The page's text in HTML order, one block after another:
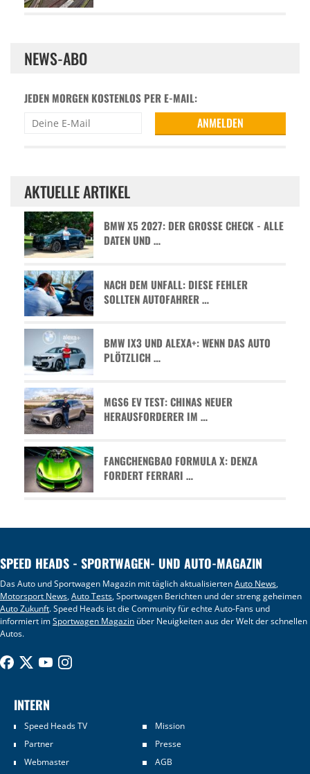
NEWS-ABO
JEDEN MORGEN KOSTENLOS PER E-MAIL:
AKTUELLE ARTIKEL
BMW X5 2027: DER GROSSE CHECK - ALLE D
ATEN UND …
NACH DEM UNFALL: DIESE FEHLER
SOLLTEN AUTOFAHRER …
BMW IX3 UND ALEXA+: WENN DAS AUTO
PLÖTZLICH …
MGS6 EV TEST: CHINAS NEUER
HERAUSFORDERER IM …
FANGCHENGBAO FORMULA X: DENZA
FORDERT FERRARI …
SPEED HEADS - SPORTWAGEN- UND AUTO-MAGAZIN
Das Auto und Sportwagen Magazin mit täglich aktualisiertenAuto News,
Motorsport News,Auto Tests, Sportwagen Berichten und der streng geheimen
Auto Zukunft. Speed Heads ist die Community für echte Auto-Fans und
informiert imSportwagen Magazin über Neuigkeiten aus der Welt der schnellen
Autos.
INTERN
Speed Heads TV
Mission
Partner
Presse
Webmaster
AGB